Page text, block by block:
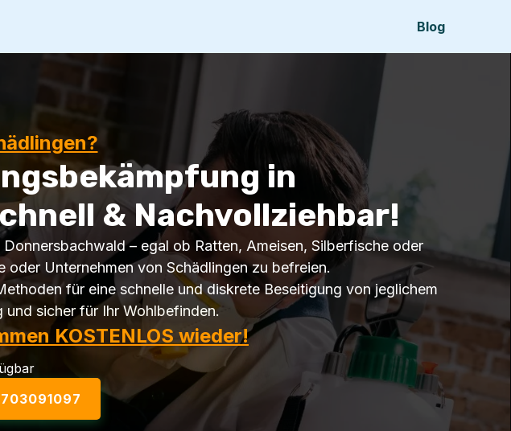
Blog
in
& Nachvollziehbar!
– egal ob Ratten, Ameisen, Silberfische oder
oder Unternehmen von Schädlingen zu befreien.
für eine schnelle und diskrete Beseitigung von jeglichem
und sicher für Ihr Wohlbefinden.
KOSTENLOS wieder!